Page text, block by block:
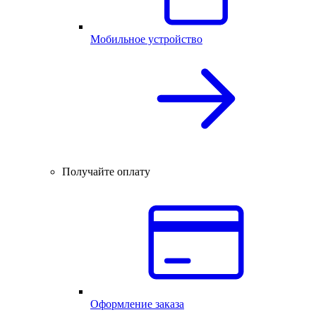
Мобильное устройство
Получайте оплату
Оформление заказа